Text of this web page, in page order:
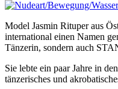
Model Jasmin Rituper aus
international einen Namen
Tänzerin, sondern auch
Sie lebte ein paar Jahre in
tänzerisches und